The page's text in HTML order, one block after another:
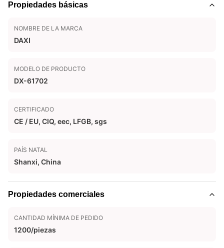
Propiedades básicas
NOMBRE DE LA MARCA
DAXI
MODELO DE PRODUCTO
DX-61702
CERTIFICADO
CE / EU, CIQ, eec, LFGB, sgs
PAÍS NATAL
Shanxi, China
Propiedades comerciales
CANTIDAD MÍNIMA DE PEDIDO
1200/piezas